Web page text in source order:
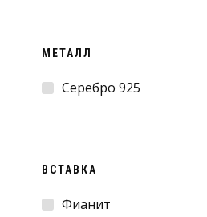
МЕТАЛЛ
Серебро 925
ВСТАВКА
Фианит